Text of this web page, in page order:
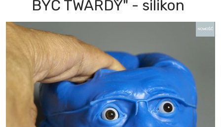
BYĆ TWARDY" - silikon
NOWOŚĆ